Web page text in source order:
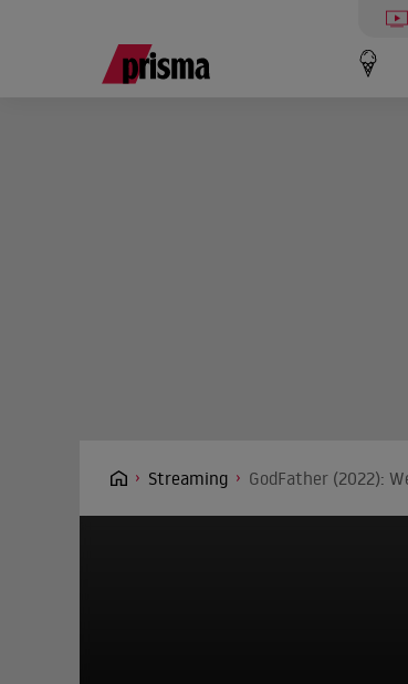
Streaming GodFather (2022):